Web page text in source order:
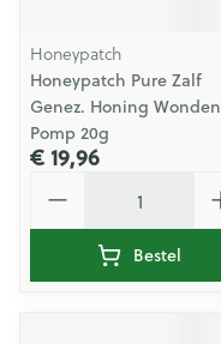
Honeypatch
Honeypatch Pure Zalf
Genez. Honing Wonden
Pomp 20g
€ 19,96
Bestel